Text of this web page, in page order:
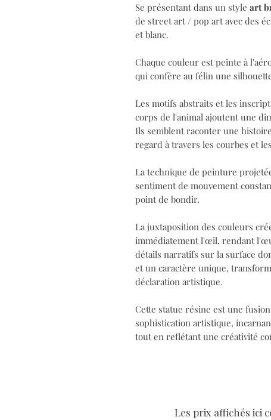
Se présentant dans un style art
de street art / pop art avec des
et blanc.
Chaque couleur est peinte à
qui confère au félin une
Les motifs abstraits et les
corps de l'animal ajoutent une
Ils semblent raconter une
regard à travers les courbes et
La technique de peinture
sentiment de mouvement
point de bondir.
La juxtaposition des couleurs
immédiatement l'œil, rendant
détails narratifs sur la surface
et un caractère unique,
déclaration artistique.
Cette statue résine est une
sophistication artistique,
tout en reflétant une créativité
Les prix affichés ici